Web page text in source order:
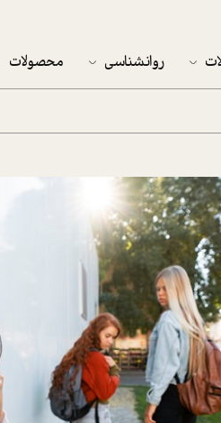
ویژه
فیلم
روانشناسی محصولات